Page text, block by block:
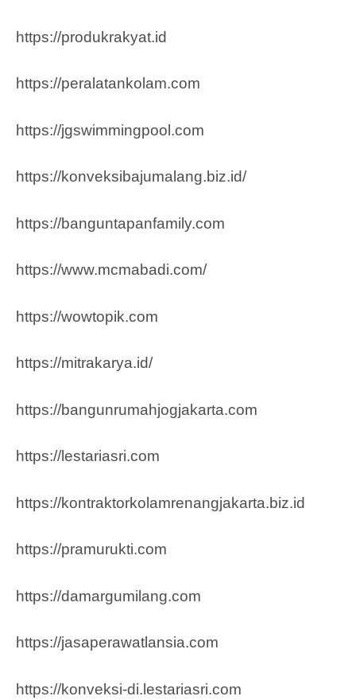
https://produkrakyat.id
https://peralatankolam.com
https://jgswimmingpool.com
https://konveksibajumalang.biz.id/
https://banguntapanfamily.com
https://www.mcmabadi.com/
https://wowtopik.com
https://mitrakarya.id/
https://bangunrumahjogjakarta.com
https://lestariasri.com
https://kontraktorkolamrenangjakarta.biz.id
https://pramurukti.com
https://damargumilang.com
https://jasaperawatlansia.com
https://konveksi-di.lestariasri.com